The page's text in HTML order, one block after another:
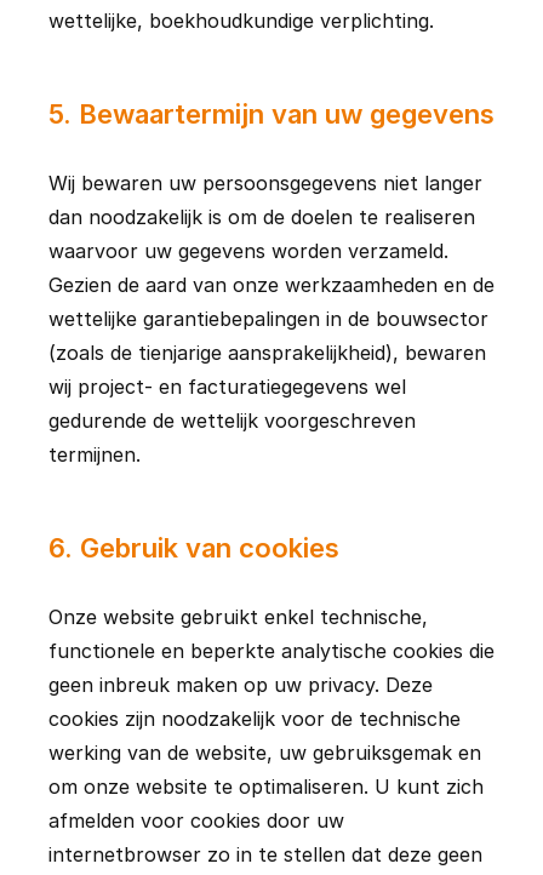
wettelijke, boekhoudkundige verplichting.
5. Bewaartermijn van uw gegevens
Wij bewaren uw persoonsgegevens niet langer
dan noodzakelijk is om de doelen te realiseren
waarvoor uw gegevens worden verzameld.
Gezien de aard van onze werkzaamheden en de
wettelijke garantiebepalingen in de bouwsector
(zoals de tienjarige aansprakelijkheid), bewaren
wij project- en facturatiegegevens wel
gedurende de wettelijk voorgeschreven
termijnen.
6. Gebruik van cookies
Onze website gebruikt enkel technische,
functionele en beperkte analytische cookies die
geen inbreuk maken op uw privacy. Deze
cookies zijn noodzakelijk voor de technische
werking van de website, uw gebruiksgemak en
om onze website te optimaliseren. U kunt zich
afmelden voor cookies door uw
internetbrowser zo in te stellen dat deze geen